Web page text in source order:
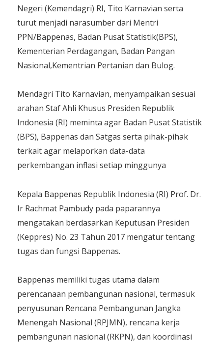
Negeri (Kemendagri) RI, Tito Karnavian serta
turut menjadi narasumber dari Mentri
PPN/Bappenas, Badan Pusat Statistik(BPS),
Kementerian Perdagangan, Badan Pangan
Nasional,Kementrian Pertanian dan Bulog.
Mendagri Tito Karnavian, menyampaikan sesuai
arahan Staf Ahli Khusus Presiden Republik
Indonesia (RI) meminta agar Badan Pusat Statistik
(BPS), Bappenas dan Satgas serta pihak-pihak
terkait agar melaporkan data-data
perkembangan inflasi setiap minggunya
Kepala Bappenas Republik Indonesia (RI) Prof. Dr.
Ir Rachmat Pambudy pada paparannya
mengatakan berdasarkan Keputusan Presiden
(Keppres) No. 23 Tahun 2017 mengatur tentang
tugas dan fungsi Bappenas.
Bappenas memiliki tugas utama dalam
perencanaan pembangunan nasional, termasuk
penyusunan Rencana Pembangunan Jangka
Menengah Nasional (RPJMN), rencana kerja
pembangunan nasional (RKPN), dan koordinasi